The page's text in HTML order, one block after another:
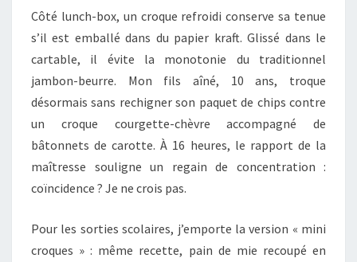
Côté lunch-box, un croque refroidi conserve sa tenue
s’il est emballé dans du papier kraft. Glissé dans le
cartable, il évite la monotonie du traditionnel
jambon-beurre. Mon fils aîné, 10 ans, troque
désormais sans rechigner son paquet de chips contre
un croque courgette-chèvre accompagné de
bâtonnets de carotte. À 16 heures, le rapport de la
maîtresse souligne un regain de concentration :
coïncidence ? Je ne crois pas.
Pour les sorties scolaires, j’emporte la version « mini
croques » : même recette, pain de mie recoupé en